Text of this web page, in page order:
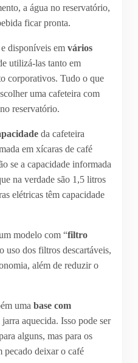
a água no reservatório,
ficar pronta.
disponíveis em vários
utilizá-las tanto em
corporativos. Tudo o que
uma cafeteira com
reservatório.
da cafeteira
em xícaras de café
se a capacidade informada
na verdade são 1,5 litros
elétricas têm capacidade
modelo com “filtro
uso dos filtros descartáveis,
além de reduzir o
uma base com
aquecida. Isso pode ser
alguns, mas para os
pecado deixar o café